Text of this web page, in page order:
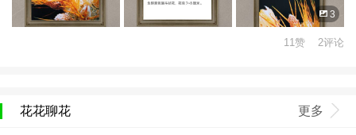
3
11赞 2评论
花花聊花 更多